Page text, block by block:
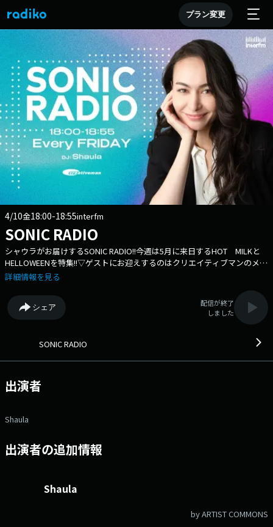
プラン変更
4/10金18:00-18:55interfm
SONIC RADIO
シャウラがお届けするSONIC RADIO!!今週は5月に来日するHOT MILKと
HELLOWEENを特集!!▽ゲストにお迎えするのはクリエイティブマンのメタ
ル担当：アンディーこと安藤竜平さん!!アンディーとがベビメタにHOT
▽そして安藤さんが記憶に残っているサマソニの思い出も語っていただき
ます！お楽しみに！ 番組Webサイト：
https://www.interfm.co.jp/sonic メールアドレス：
詳細情報を見る
シェア
配信が終了
しました
SONIC RADIO
出演者
Shaula
出演者の追加情報
Shaula
by ARTIST COMMONS